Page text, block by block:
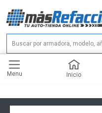
Menu Inicio